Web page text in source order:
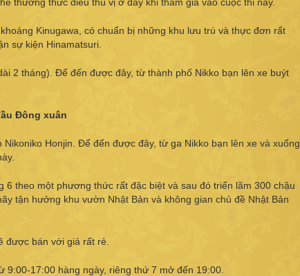
Kinugawa, có chuẩn bị những khu lưu trú và thực đơn rất
sự kiện Hinamatsuri.
2 tháng). Để đến được đây, từ thành phố Nikko bạn lên xe buýt
Đông xuân
Honjin. Để đến được đây, từ ga Nikko bạn lên xe và xuống
theo một phương thức rất đặc biệt và sau đó triển lãm 300 chậu
tận hưởng khu vườn Nhật Bản và không gian chủ đề Nhật Bản
được bán với giá rất rẻ.
17:00 hàng ngày, riêng thứ 7 mở đến 19:00.